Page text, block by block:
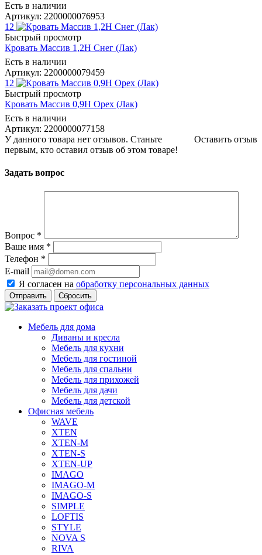
Есть в наличии
Артикул: 2200000076953
12
Быстрый просмотр
Кровать Массив 1,2Н Снег (Лак)
Есть в наличии
Артикул: 2200000079459
12
Быстрый просмотр
Кровать Массив 0,9Н Орех (Лак)
Есть в наличии
Артикул: 2200000077158
Оставить отзыв
У данного товара нет отзывов. Станьте
первым, кто оставил отзыв об этом товаре!
Задать вопрос
Вопрос *
Ваше имя *
Телефон *
E-mail
Я согласен на обработку персональных данных
Сбросить
Мебель для дома
Диваны и кресла
Мебель для кухни
Мебель для гостиной
Мебель для спальни
Мебель для прихожей
Мебель для дачи
Мебель для детской
Офисная мебель
WAVE
XTEN
XTEN-M
XTEN-S
XTEN-UP
IMAGO
IMAGO-M
IMAGO-S
SIMPLE
LOFTIS
STYLE
NOVA S
RIVA